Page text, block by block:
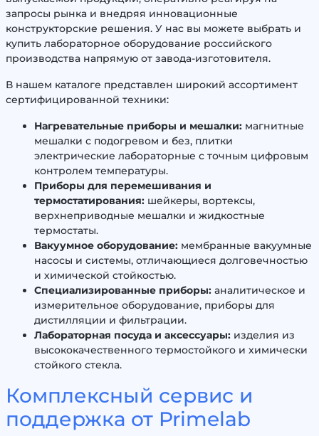
запросы рынка и внедряя инновационные
конструкторские решения. У нас вы можете выбрать и
купить лабораторное оборудование российского
производства напрямую от завода-изготовителя.
В нашем каталоге представлен широкий ассортимент
сертифицированной техники:
Нагревательные приборы и мешалки: магнитные
мешалки с подогревом и без, плитки
электрические лабораторные с точным цифровым
контролем температуры.
Приборы для перемешивания и
термостатирования: шейкеры, вортексы,
верхнеприводные мешалки и жидкостные
термостаты.
Вакуумное оборудование: мембранные вакуумные
насосы и системы, отличающиеся долговечностью
и химической стойкостью.
Специализированные приборы: аналитическое и
измерительное оборудование, приборы для
дистилляции и фильтрации.
Лабораторная посуда и аксессуары: изделия из
высококачественного термостойкого и химически
стойкого стекла.
Комплексный сервис и
поддержка от Primelab